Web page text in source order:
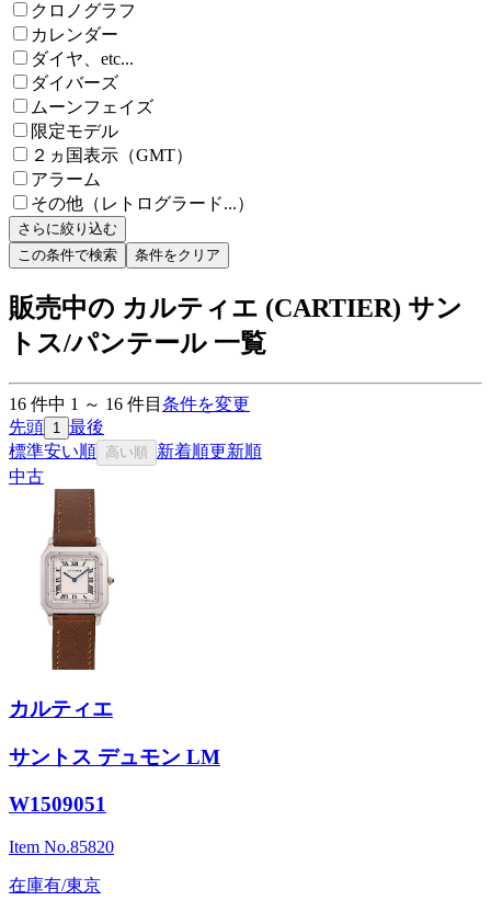
クロノグラフ
カレンダー
ダイヤ、etc...
ダイバーズ
ムーンフェイズ
限定モデル
２ヵ国表示（GMT）
アラーム
その他（レトログラード...）
さらに絞り込む
この条件で検索
条件をクリア
販売中の カルティエ (CARTIER) サン
トス/パンテール 一覧
16 件中 1 ～ 16 件目 条件を変更
先頭 1
最後
標準安い順 高い順 新着順更新順
中古
カルティエ
サントス デュモン LM
W1509051
Item No.85820
在庫有/東京